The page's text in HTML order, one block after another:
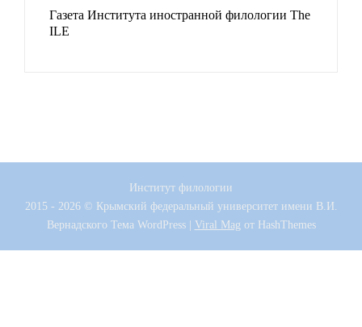
Газета Института иностранной филологии The
ILE
Институт филологии
2015 - 2026 © Крымский федеральный университет имени В.И.
ВернадскогоТема WordPress | Viral Mag от HashThemes